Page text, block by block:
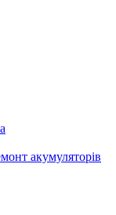
акумуляторів